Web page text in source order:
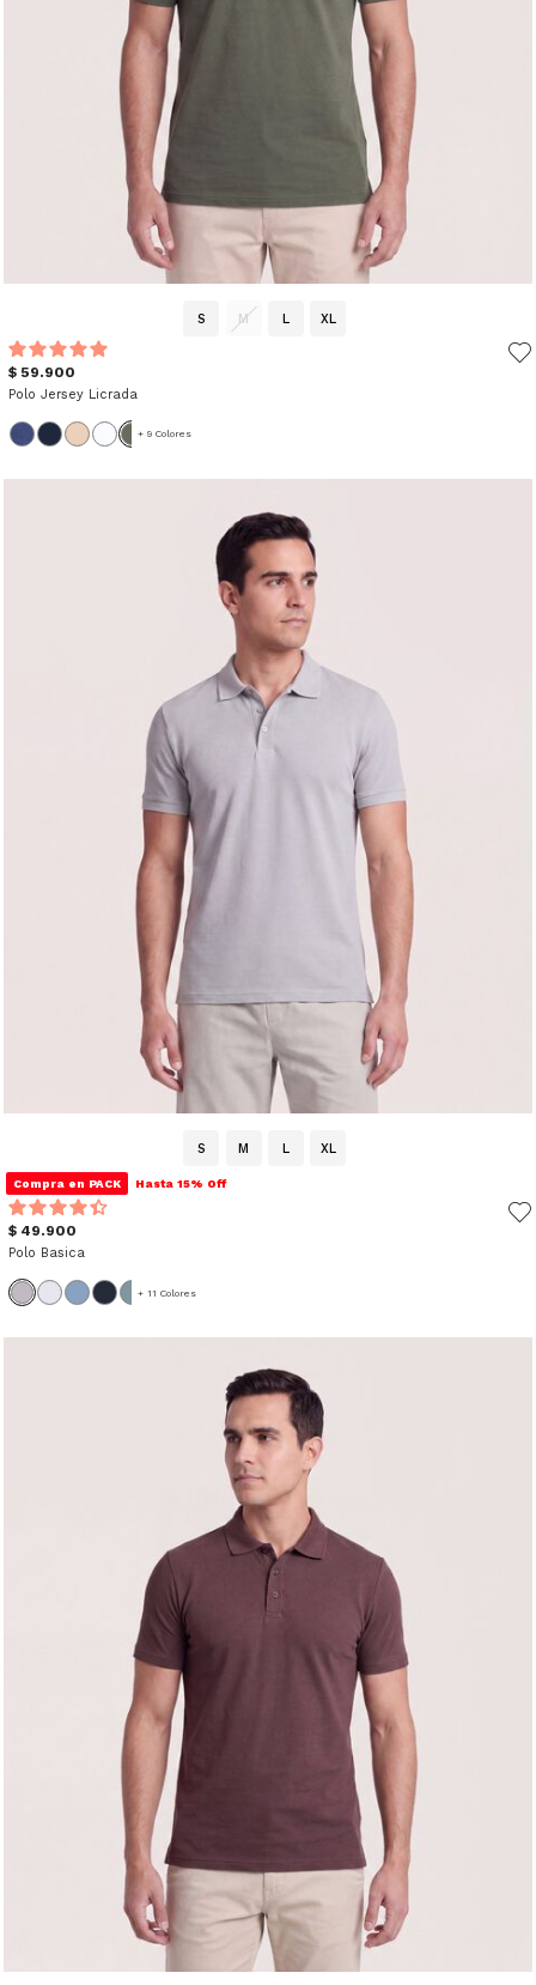
S M L XL
$ 59.900
Polo Jersey Licrada
+ 9 Colores
S M L XL
Compra en PACK Hasta 15% Off
$ 49.900
Polo Basica
+ 11 Colores